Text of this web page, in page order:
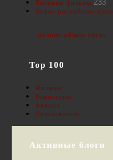
Военные фильмы 233
Новое российское кино
полное облако тегов
Top 100
Фильмы
Режиссеры
Актеры
Пользователи
Активные блоги